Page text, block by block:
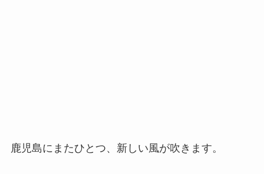
鹿児島にまたひとつ、新しい風が吹きます。